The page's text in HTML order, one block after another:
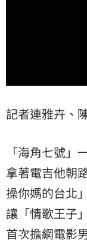
記者連雅卉、
「海角七號」
拿著電吉他朝
操你媽的台北
讓「情歌王子
首次擔綱電影